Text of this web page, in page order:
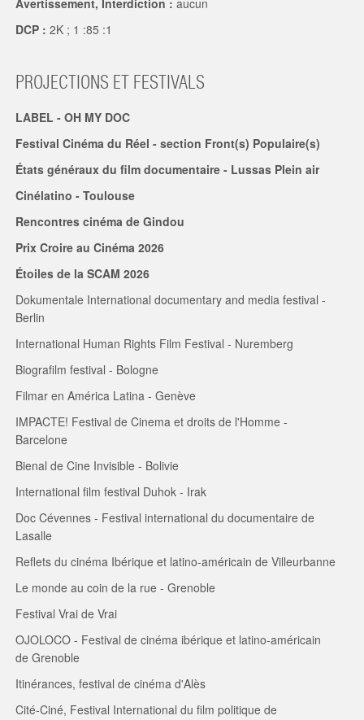
Avertissement, Interdiction : aucun
DCP :2K ; 1 :85 :1
PROJECTIONS ET FESTIVALS
LABEL - OH MY DOC
Festival Cinéma du Réel - section Front(s) Populaire(s)
États généraux du film documentaire - Lussas Plein air
Cinélatino - Toulouse
Rencontres cinéma de Gindou
Prix Croire au Cinéma 2026
Étoiles de la SCAM 2026
Dokumentale International documentary and media festival -
Berlin
International Human Rights Film Festival - Nuremberg
Biografilm festival - Bologne
Filmar en América Latina - Genève
IMPACTE! Festival de Cinema et droits de l'Homme -
Barcelone
Bienal de Cine Invisible - Bolivie
International film festival Duhok - Irak
Doc Cévennes - Festival international du documentaire de
Lasalle
Reflets du cinéma Ibérique et latino-américain de Villeurbanne
Le monde au coin de la rue - Grenoble
Festival Vrai de Vrai
OJOLOCO - Festival de cinéma ibérique et latino-américain
de Grenoble
Itinérances, festival de cinéma d'Alès
Cité-Ciné, Festival International du film politique de